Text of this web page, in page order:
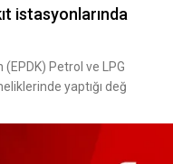
istasyonlarında
Petrol ve LPG
yaptığı değ